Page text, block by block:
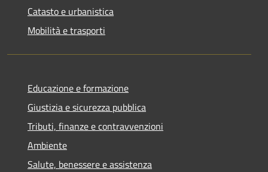
Catasto e urbanistica
Mobilità e trasporti
Educazione e formazione
Giustizia e sicurezza pubblica
Tributi, finanze e contravvenzioni
Ambiente
Salute, benessere e assistenza